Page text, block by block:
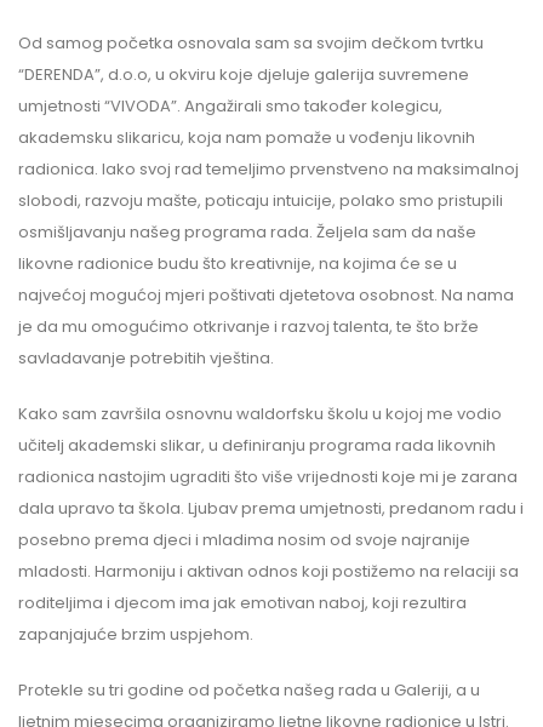
Od samog početka osnovala sam sa svojim dečkom tvrtku
“DERENDA”, d.o.o, u okviru koje djeluje galerija suvremene
umjetnosti “VIVODA”. Angažirali smo također kolegicu,
akademsku slikaricu, koja nam pomaže u vođenju likovnih
radionica. Iako svoj rad temeljimo prvenstveno na maksimalnoj
slobodi, razvoju mašte, poticaju intuicije, polako smo pristupili
osmišljavanju našeg programa rada. Željela sam da naše
likovne radionice budu što kreativnije, na kojima će se u
najvećoj mogućoj mjeri poštivati djetetova osobnost. Na nama
je da mu omogućimo otkrivanje i razvoj talenta, te što brže
savladavanje potrebitih vještina.
Kako sam završila osnovnu waldorfsku školu u kojoj me vodio
učitelj akademski slikar, u definiranju programa rada likovnih
radionica nastojim ugraditi što više vrijednosti koje mi je zarana
dala upravo ta škola. Ljubav prema umjetnosti, predanom radu i
posebno prema djeci i mladima nosim od svoje najranije
mladosti. Harmoniju i aktivan odnos koji postižemo na relaciji sa
roditeljima i djecom ima jak emotivan naboj, koji rezultira
zapanjajuće brzim uspjehom.
Protekle su tri godine od početka našeg rada u Galeriji, a u
ljetnim mjesecima organiziramo ljetne likovne radionice u Istri.